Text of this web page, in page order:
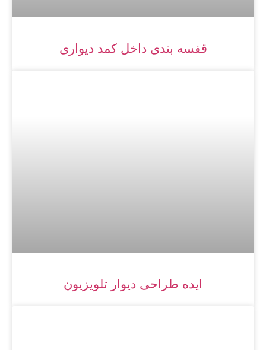
قفسه بندی داخل کمد دیواری
ایده طراحی دیوار تلویزیون